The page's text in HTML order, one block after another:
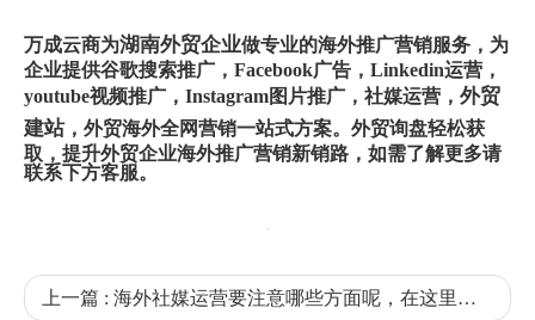
万成云商为湖南外贸企业做专业的海外推广营销服务，为
企业提供谷歌搜索推广，Facebook广告，Linkedin运营，
youtube视频推广，Instagram图片推广，社媒运营， 外贸
建站， 外贸海外全网营销一站式方案。外贸询盘轻松获
取，提升外贸企业海外推广营销新销路，如需了解更多请
联系下方客服。
上一篇 : 海外社媒运营要注意哪些方面呢，在这里告诉大家